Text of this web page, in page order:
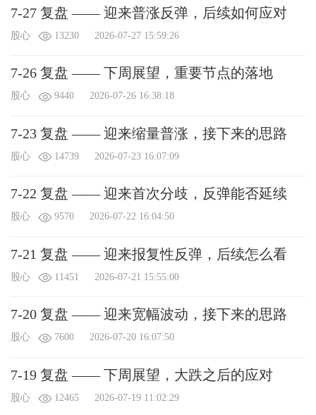
您将赠送 （朵）鲜花给：股心
附言：（不超过 100字）
可用金币： 0个
7-27 复盘 —— 迎来普涨反弹，后续如何应对
股心 13230 2026-07-27 15:59:26
7-26 复盘 —— 下周展望，重要节点的落地
股心 9440 2026-07-26 16:38:18
7-23 复盘 —— 迎来缩量普涨，接下来的思路
股心 14739 2026-07-23 16:07:09
7-22 复盘 —— 迎来首次分歧，反弹能否延续
股心 9570 2026-07-22 16:04:50
7-21 复盘 —— 迎来报复性反弹，后续怎么看
股心 11451 2026-07-21 15:55:00
7-20 复盘 —— 迎来宽幅波动，接下来的思路
股心 7600 2026-07-20 16:07:50
7-19 复盘 —— 下周展望，大跌之后的应对
股心 12465 2026-07-19 11:02:29